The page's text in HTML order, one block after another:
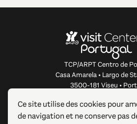
TCP/ARPT Centro de
Casa Amarela • Largo de
3500-181 Viseu •
Ce site utilise des cookies pour
de navigation et ne conserve pas